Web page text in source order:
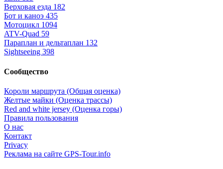
Верховая езда 182
Бот и каноэ 435
Мотоцикл 1094
ATV-Quad 59
Параплан и дельтаплан 132
Sightseeing 398
Сообщество
Короли маршрута (Общая оценка)
Желтые майки (Оценка трассы)
Red and white jersey (Оценка горы)
Правила пользования
О нас
Контакт
Privacy
Реклама на сайте GPS-Tour.info